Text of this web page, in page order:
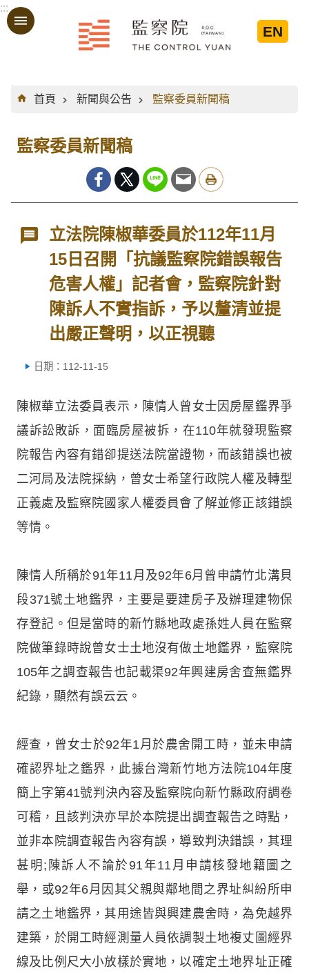
跳到主要內容區塊
:::
EN
:::
首頁
新聞與公告 監察委員新聞稿
監察委員新聞稿
立法院陳椒華委員於112年11月
15日召開「抗議監察院錯誤報告
危害人權」記者會，監察院針對
陳訴人不實指訴，予以釐清並提
出嚴正聲明，以正視聽
日期：112-11-15
陳椒華立法委員表示，陳情人曾女士因房屋鑑界爭
議訴訟敗訴，面臨房屋被拆，在110年就發現監察
院報告內容有錯卻提送法院當證物，而該錯誤也被
二河局及法院採納，曾女士希望行政院人權及轉型
正義處及監察院國家人權委員會了解並修正該錯誤
等情。
陳情人所稱於91年11月及92年6月曾申請竹北溝貝
段371號土地鑑界，主要是要建房子及辦理建物保
存登記。但是當時的新竹縣地政處孫姓人員在監察
院做筆錄時說曾女士土地沒有做土地鑑界，監察院
105年之調查報告也記載渠92年興建房舍查無鑑界
紀錄，顯然有誤云云。
經查，曾女士於92年1月於農舍開工時，並未申請
確認界址之鑑界，此據台灣新竹地方法院104年度
簡上字第41號判決內容及監察院向新竹縣政府調卷
可稽，且該判決亦早於本院提出調查報告之時點，
並非本院調查報告內容有誤，導致判決錯誤，其理
甚明;陳訴人不論於91年11月申請核發地籍圖之
舉，或92年6月因其父親與鄰地間之界址糾紛所申
請之土地鑑界，其用途皆與興建農舍時，為免越界
建築，於開工時經測量人員依調製土地複丈圖經界
線及比例尺大小放樣於實地，以確定土地界址正確